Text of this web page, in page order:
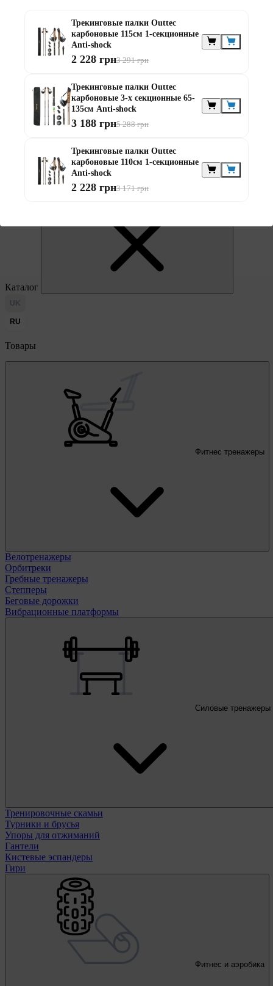
Каталог
UK
RU
Товары
Фитнес тренажеры
Велотренажеры
Орбитреки
Гребные тренажеры
Степперы
Беговые дорожки
Вибрационные платформы
Силовые тренажеры
Тренировочные скамьи
Турники и брусья
Упоры для отжиманий
Гантели
Кистевые эспандеры
Гири
Фитнес и аэробика
Трекинговые палки Outtec
карбоновые 115см 1-секционные
Anti-shock
2 228 грн3 291 грн
Трекинговые палки Outtec
карбоновые 3-х секционные 65-
135см Anti-shock
3 188 грн5 288 грн
Трекинговые палки Outtec
карбоновые 110см 1-секционные
Anti-shock
2 228 грн3 171 грн